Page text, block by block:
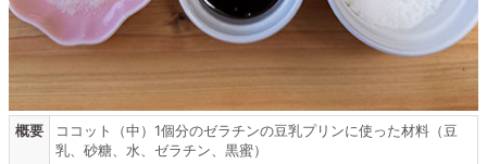
概要
ココット（中）1個分のゼラチンの豆乳プリンに使った材料（豆
乳、砂糖、水、ゼラチン、黒蜜）